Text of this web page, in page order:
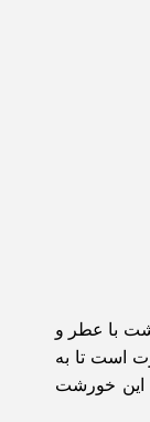
با عطر و
است تا به
این خورشت